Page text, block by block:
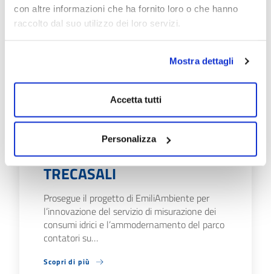
con altre informazioni che ha fornito loro o che hanno
raccolto dal suo utilizzo dei loro servizi.
Mostra dettagli
Accetta tutti
Personalizza
Scopri di più
PROGETTO "SMART
METER": VIA AI
SOPRALLUOGHI A SISSA
TRECASALI
Prosegue il progetto di EmiliAmbiente per
l’innovazione del servizio di misurazione dei
consumi idrici e l’ammodernamento del parco
contatori su…
Scopri di più